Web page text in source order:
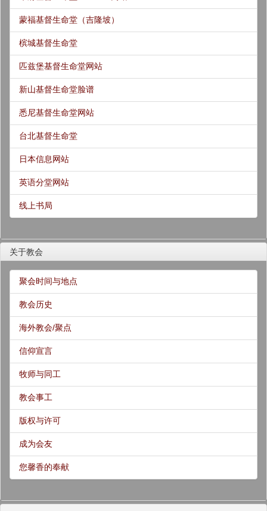
蒙福基督生命堂（吉隆坡）
槟城基督生命堂
匹兹堡基督生命堂网站
新山基督生命堂脸谱
悉尼基督生命堂网站
台北基督生命堂
日本信息网站
英语分堂网站
线上书局
关于教会
聚会时间与地点
教会历史
海外教会/聚点
信仰宣言
牧师与同工
教会事工
版权与许可
成为会友
您馨香的奉献